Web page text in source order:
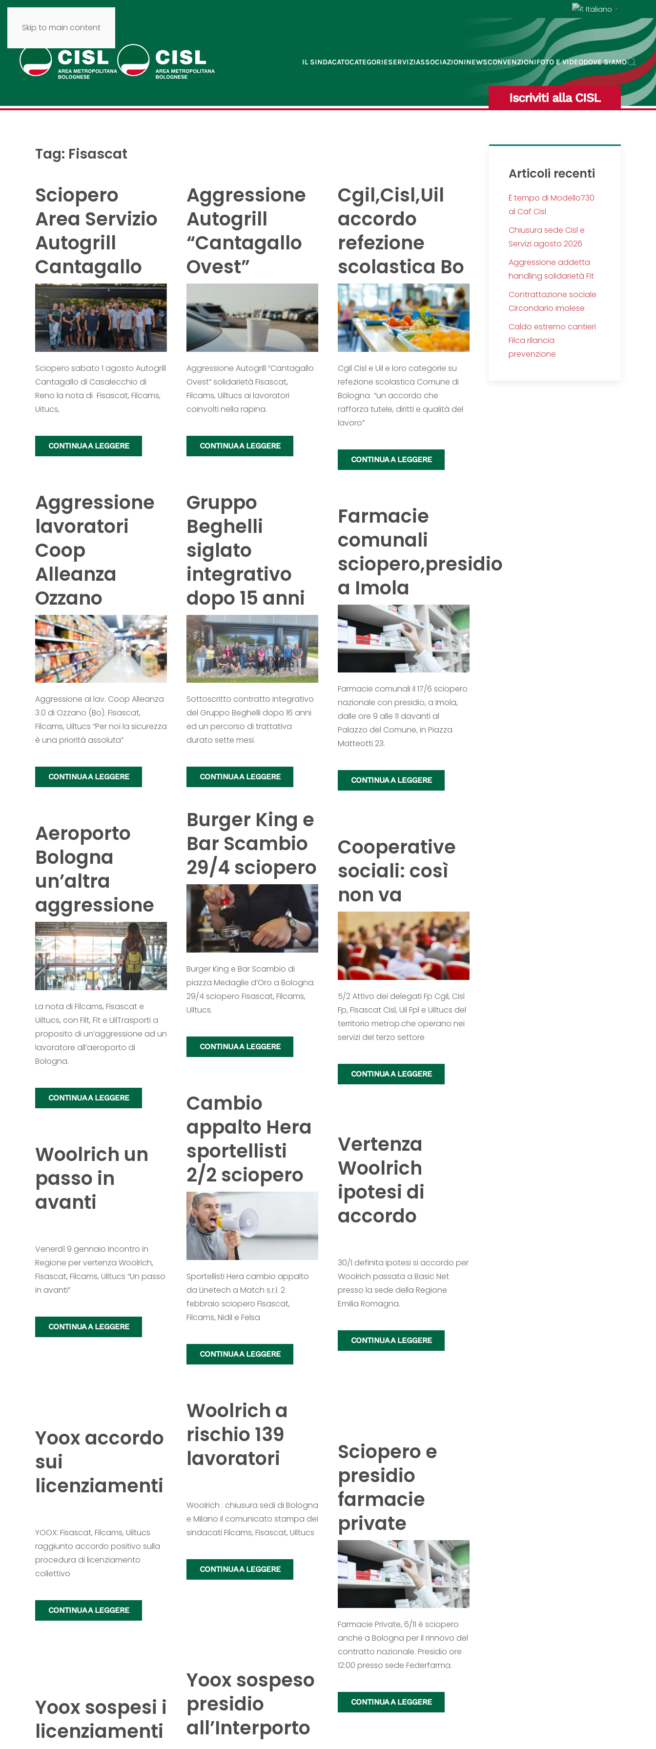
Skip to main content
Italiano ▼
IL SINDACATOCATEGORIESERVIZIASSOCIAZIONINEWSCONVENZIONIFOTO E VIDEODOVE SIAMO
Iscriviti alla CISL
Tag: Fisascat
Sciopero
Area Servizio
Autogrill
Cantagallo
Sciopero sabato 1 agosto Autogrill
Cantagallo di Casalecchio di
Reno la nota di Fisascat, Filcams,
Uitucs,
CONTINUA A LEGGERE
Aggressione
Autogrill
“Cantagallo
Ovest”
Aggressione Autogrill “Cantagallo
Ovest” solidarietà Fisascat,
Filcams, Uiltucs ai lavoratori
coinvolti nella rapina.
CONTINUA A LEGGERE
Cgil,Cisl,Uil
accordo
refezione
scolastica Bo
Cgil Cisl e Uil e loro categorie su
refezione scolastica Comune di
Bologna “un accordo che
rafforza tutele, diritti e qualità del
lavoro”
CONTINUA A LEGGERE
Aggressione
lavoratori
Coop
Alleanza
Ozzano
Aggressione ai lav. Coop Alleanza
3.0 di Ozzano (Bo). Fisascat,
Filcams, Uiltucs “Per noi la sicurezza
è una priorità assoluta”
CONTINUA A LEGGERE
Gruppo
Beghelli
siglato
integrativo
dopo 15 anni
Sottoscritto contratto integrativo
del Gruppo Beghelli dopo 16 anni
ed un percorso di trattativa
durato sette mesi.
CONTINUA A LEGGERE
Farmacie
comunali
sciopero,presidio
a Imola
Farmacie comunali il 17/6 sciopero
nazionale con presidio, a Imola,
dalle ore 9 alle 11 davanti al
Palazzo del Comune, in Piazza
Matteotti 23.
CONTINUA A LEGGERE
Burger King e
Bar Scambio
29/4 sciopero
Burger King e Bar Scambio di
piazza Medaglie d’Oro a Bologna:
29/4 sciopero Fisascat, Filcams,
Uiltucs.
CONTINUA A LEGGERE
Aeroporto
Bologna
un’altra
aggressione
La nota di Filcams, Fisascat e
Uiltucs, con Filt, Fit e UilTrasporti a
proposito di un’aggressione ad un
lavoratore all’aeroporto di
Bologna.
CONTINUA A LEGGERE
Cooperative
sociali: così
non va
5/2 Attivo dei delegati Fp Cgil, Cisl
Fp, Fisascat Cisl, Uil Fpl e Uiltucs del
territorio metrop.che operano nei
servizi del terzo settore
CONTINUA A LEGGERE
Cambio
appalto Hera
sportellisti
2/2 sciopero
Sportellisti Hera cambio appalto
da Linetech a Match s.r.l. 2
febbraio sciopero Fisascat,
Filcams, Nidil e Felsa
CONTINUA A LEGGERE
Vertenza
Woolrich
ipotesi di
accordo
30/1 definita ipotesi si accordo per
Woolrich passata a Basic Net
presso la sede della Regione
Emilia Romagna.
CONTINUA A LEGGERE
Woolrich un
passo in
avanti
Venerdì 9 gennaio Incontro in
Regione per vertenza Woolrich,
Fisascat, Filcams, Uiltucs “Un passo
in avanti”
CONTINUA A LEGGERE
Woolrich a
rischio 139
lavoratori
Woolrich : chiusura sedi di Bologna
e Milano il comunicato stampa dei
sindacati Filcams, Fisascat, Uiltucs
CONTINUA A LEGGERE
Yoox accordo
sui
licenziamenti
YOOX: Fisascat, Filcams, Uiltucs
raggiunto accordo positivo sulla
procedura di licenziamento
collettivo
CONTINUA A LEGGERE
Sciopero e
presidio
farmacie
private
Farmacie Private, 6/11 è sciopero
anche a Bologna per il rinnovo del
contratto nazionale. Presidio ore
12:00 presso sede Federfarma.
CONTINUA A LEGGERE
Yoox sospeso
presidio
all’Interporto
Yoox sospesi i
licenziamenti
Articoli recenti
È tempo di Modello730
al Caf Cisl
Chiusura sede Cisl e
Servizi agosto 2026
Aggressione addetta
handling solidarietà Fit
Contrattazione sociale
Circondario imolese
Caldo estremo cantieri
Filca rilancia
prevenzione